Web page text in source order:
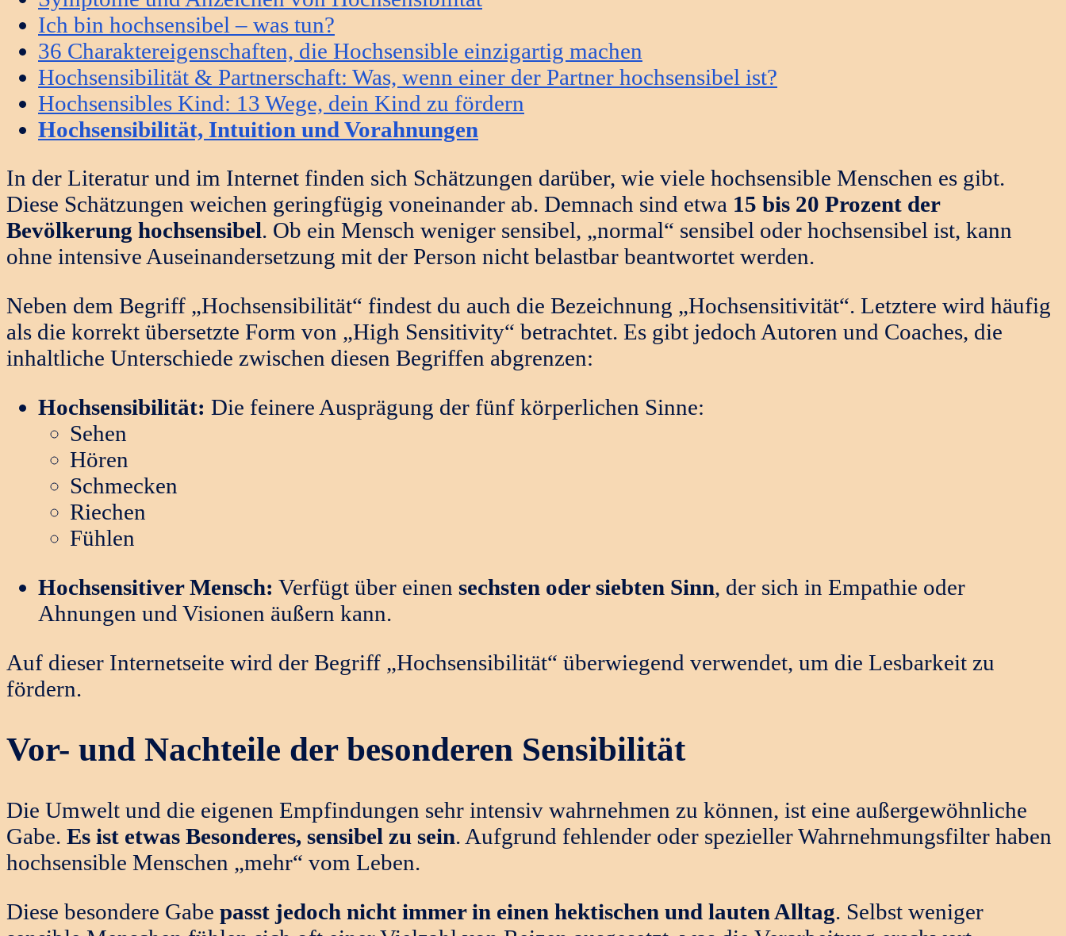
Ich bin hochsensibel – was tun?
36 Charaktereigenschaften, die Hochsensible einzigartig machen
Hochsensibilität & Partnerschaft: Was, wenn einer der Partner hochsensibel ist?
Hochsensibles Kind: 13 Wege, dein Kind zu fördern
Hochsensibilität, Intuition und Vorahnungen
In der Literatur und im Internet finden sich Schätzungen darüber, wie viele hochsensible Menschen es gibt.
Diese Schätzungen weichen geringfügig voneinander ab. Demnach sind etwa 15 bis 20 Prozent der
Bevölkerung hochsensibel. Ob ein Mensch weniger sensibel, „normal“ sensibel oder hochsensibel ist, kann
ohne intensive Auseinandersetzung mit der Person nicht belastbar beantwortet werden.
Neben dem Begriff „Hochsensibilität“ findest du auch die Bezeichnung „Hochsensitivität“. Letztere wird häufig
als die korrekt übersetzte Form von „High Sensitivity“ betrachtet. Es gibt jedoch Autoren und Coaches, die
inhaltliche Unterschiede zwischen diesen Begriffen abgrenzen:
Hochsensibilität: Die feinere Ausprägung der fünf körperlichen Sinne:
Sehen
Hören
Schmecken
Riechen
Fühlen
Hochsensitiver Mensch: Verfügt über einen sechsten oder siebten Sinn, der sich in Empathie oder
Ahnungen und Visionen äußern kann.
Auf dieser Internetseite wird der Begriff „Hochsensibilität“ überwiegend verwendet, um die Lesbarkeit zu
fördern.
Vor- und Nachteile der besonderen Sensibilität
Die Umwelt und die eigenen Empfindungen sehr intensiv wahrnehmen zu können, ist eine außergewöhnliche
Gabe. Es ist etwas Besonderes, sensibel zu sein. Aufgrund fehlender oder spezieller Wahrnehmungsfilter haben
hochsensible Menschen „mehr“ vom Leben.
Diese besondere Gabe passt jedoch nicht immer in einen hektischen und lauten Alltag. Selbst weniger